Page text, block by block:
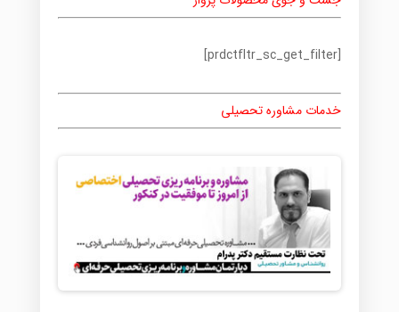
در
محصول
[prdctfltr_sc_get_filter]
خدمات مشاوره تحصیلی